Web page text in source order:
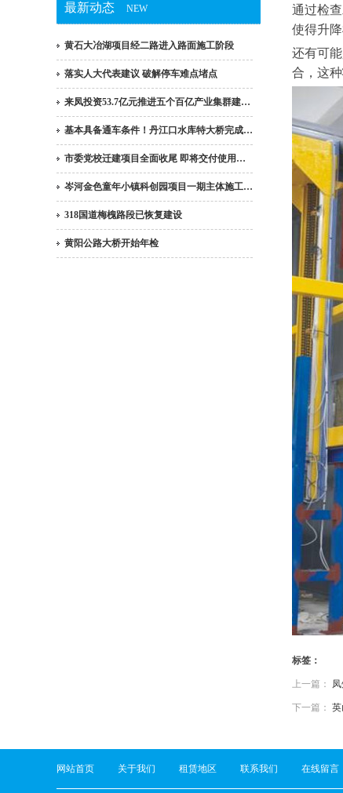
最新动态 NEW
黄石大冶湖项目经二路进入路面施工阶段
落实人大代表建议 破解停车难点堵点
来凤投资53.7亿元推进五个百亿产业集群建…
基本具备通车条件！丹江口水库特大桥完成…
市委党校迁建项目全面收尾 即将交付使用…
岑河金色童年小镇科创园项目一期主体施工…
318国道梅槐路段已恢复建设
黄阳公路大桥开始年检
通过检
使得升
还有可
合，这
标签：
上一篇：
下一篇：
网站首页 关于我们 租赁地区 联系我们 在线留言